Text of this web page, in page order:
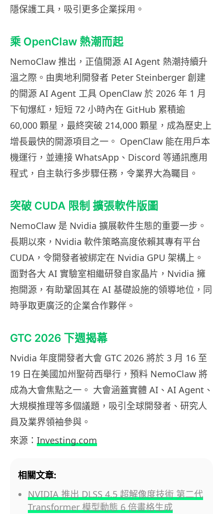
隱保護工具，吸引更多企業採用。
乘 OpenClaw 熱潮而起
NemoClaw 推出，正值開源 AI Agent 熱潮持續升
溫之際。由奧地利開發者 Peter Steinberger 創建
的開源 AI Agent 工具 OpenClaw 於 2026 年 1 月
下旬爆紅，短短 72 小時內在 GitHub 累積逾
60,000 顆星，最終突破 214,000 顆星，成為歷史上
增長最快的開源項目之一。 OpenClaw 能在用戶本
機運行，並連接 WhatsApp、Discord 等通訊應用
程式，自主執行多步驟任務，令業界大為矚目。
突破 CUDA 限制 擴張軟件版圖
NemoClaw 是 Nvidia 擴展軟件生態的重要一步。
長期以來，Nvidia 軟件策略高度依賴其專有平台
CUDA，令開發者被綁定在 Nvidia GPU 架構上。
面對各大 AI 實驗室相繼研發自家晶片，Nvidia 擁
抱開源，有助鞏固其在 AI 基礎設施的領導地位，同
時爭取更廣泛的企業合作夥伴。
GTC 2026 下週揭幕
Nvidia 年度開發者大會 GTC 2026 將於 3 月 16 至
19 日在美國加州聖荷西舉行，預料 NemoClaw 將
成為大會焦點之一。 大會涵蓋實體 AI、AI Agent、
大規模推理等多個議題，吸引全球開發者、研究人
員及業界領袖參與。
來源： Investing.com
相關文章:
NVIDIA 推出 DLSS 4.5 超解像度技術 第二代
Transformer 模型動態 6 倍畫格生成